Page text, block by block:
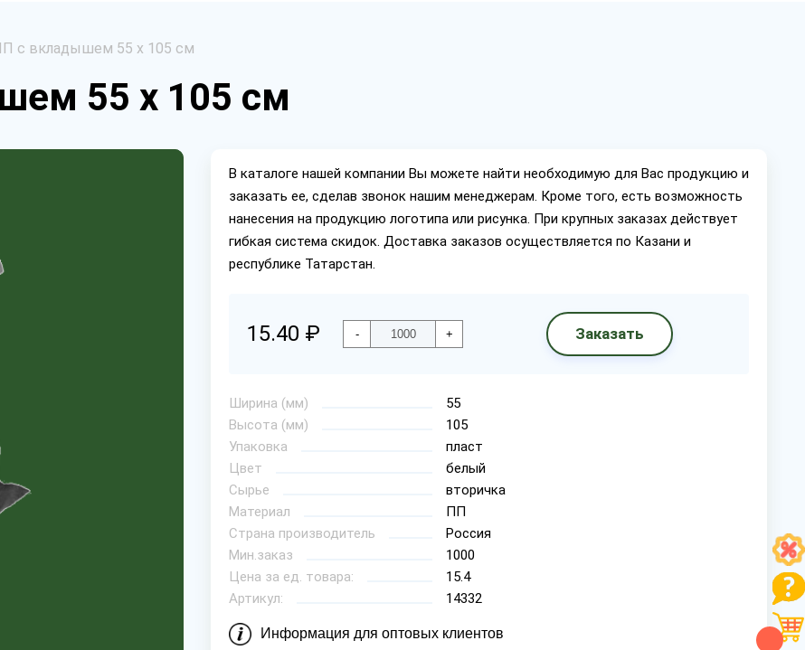
с вкладышем 55 х 105 см
55 х 105 см
В каталоге нашей компании Вы можете найти необходимую для Вас продукцию и
заказать ее, сделав звонок нашим менеджерам. Кроме того, есть возможность
нанесения на продукцию логотипа или рисунка. При крупных заказах действует
гибкая система скидок. Доставка заказов осуществляется по Казани и
республике Татарстан.
15.40 ₽ - + Заказать
Ширина (мм)
55
Высота (мм)
105
Упаковка
пласт
Цвет
белый
Сырье
вторичка
Материал
ПП
Страна производитель
Россия
Мин.заказ
1000
Цена за ед. товара:
15.4
Артикул:
14332
Информация для оптовых клиентов